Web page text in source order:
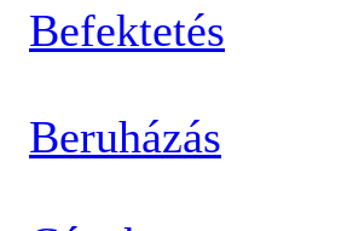
Befektetés
Beruházás